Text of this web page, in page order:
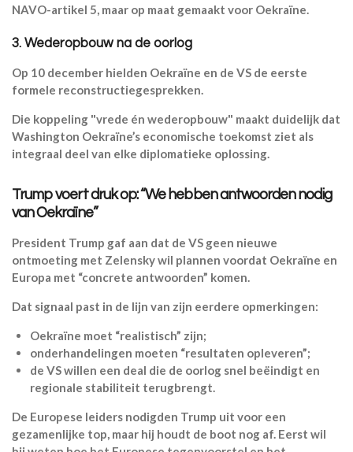
NAVO-artikel 5, maar op maat gemaakt voor Oekraïne.
3. Wederopbouw na de oorlog
Op 10 december hielden Oekraïne en de VS de eerste
formele reconstructiegesprekken.
Die koppeling "vrede én wederopbouw" maakt duidelijk dat
Washington Oekraïne’s economische toekomst ziet als
integraal deel van elke diplomatieke oplossing.
Trump voert druk op: “We hebben antwoorden nodig
van Oekraïne”
President Trump gaf aan dat de VS geen nieuwe
ontmoeting met Zelensky wil plannen voordat Oekraïne en
Europa met “concrete antwoorden” komen.
Dat signaal past in de lijn van zijn eerdere opmerkingen:
Oekraïne moet “realistisch” zijn;
onderhandelingen moeten “resultaten opleveren”;
de VS willen een deal die de oorlog snel beëindigt en
regionale stabiliteit terugbrengt.
De Europese leiders nodigden Trump uit voor een
gezamenlijke top, maar hij houdt de boot nog af. Eerst wil